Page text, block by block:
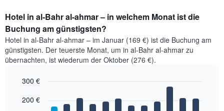
Hotel in al-Bahr al-ahmar – in welchem Monat ist die
Buchung am günstigsten?
Hotel in al-Bahr al-ahmar – im Januar (169 €) ist die Buchung am
günstigsten. Der teuerste Monat, um in al-Bahr al-ahmar zu
übernachten, ist wiederum der Oktober (276 €).
chart
graphic.
200 €
300 €